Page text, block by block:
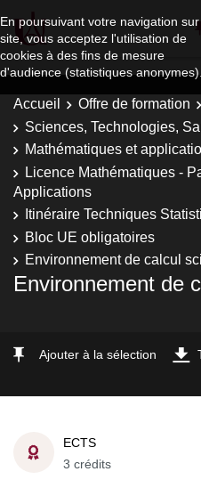
En poursuivant votre navigation
site, vous acceptez l'utilisation de
cookies à des fins de mesure
d'audience (statistiques anonymes).
Accueil Offre de formation
Sciences, Technologies,
Mathématiques et
Licence Mathématiques -
Applications
Itinéraire Techniques
Bloc UE obligatoires
Environnement de calcul
Environnement de
Ajouter à la sélection
ECTS
3 crédits